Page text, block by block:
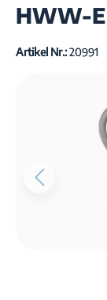
HWW-E
Artikel Nr.:20991